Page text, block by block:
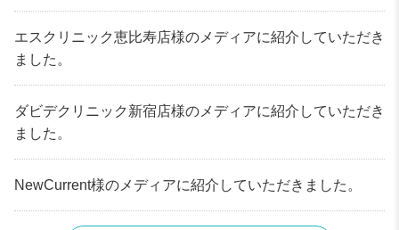
エスクリニック恵比寿店様のメディアに紹介していただき
ました。
ダビデクリニック新宿店様のメディアに紹介していただき
ました。
NewCurrent様のメディアに紹介していただきました。